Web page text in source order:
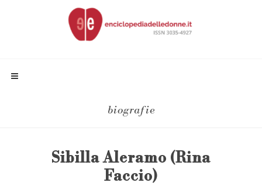
biografie
Sibilla Aleramo (Rina
Faccio)